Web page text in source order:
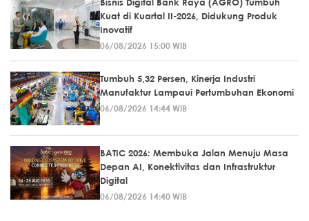
Kuat di Kuartal II-2026, Didukung Produk
Inovatif
06/08/2026 15:00 WIB
Tumbuh 5,32 Persen, Kinerja Industri
Manufaktur Lampaui Pertumbuhan Ekonomi
06/08/2026 14:44 WIB
BATIC 2026: Membuka Jalan Menuju Masa
Depan AI, Konektivitas dan Infrastruktur
Digital
06/08/2026 14:40 WIB